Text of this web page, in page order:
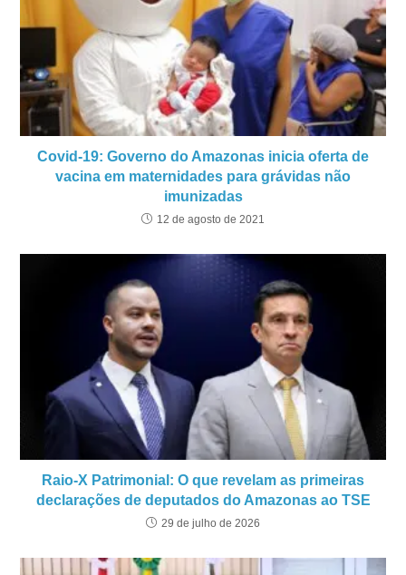
Covid-19: Governo do Amazonas inicia oferta de
vacina em maternidades para grávidas não
imunizadas
12 de agosto de 2021
Raio-X Patrimonial: O que revelam as primeiras
declarações de deputados do Amazonas ao TSE
29 de julho de 2026